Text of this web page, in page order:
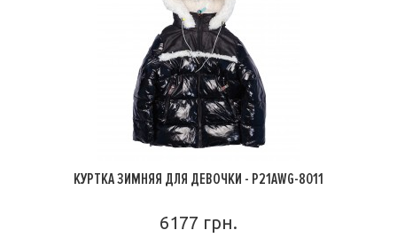
КУРТКА ЗИМНЯЯ ДЛЯ ДЕВОЧКИ - P21AWG-8011
6177 грн.